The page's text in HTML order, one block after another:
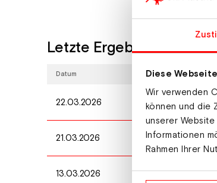
Diese
Wir verwenden
können und die
unserer
Informationen
Rahmen Ihrer
Letzte Ergebnisse
Datum Wettbewerb
22.03.2026 Weltcup Super
21.03.2026 Weltcup
13.03.2026 Weltcup